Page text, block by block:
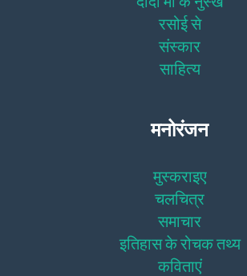
रसोई से
संस्कार
साहित्य
मनोरंजन
मुस्कराइए
चलचित्र
समाचार
इतिहास के रोचक तथ्य
कविताएं